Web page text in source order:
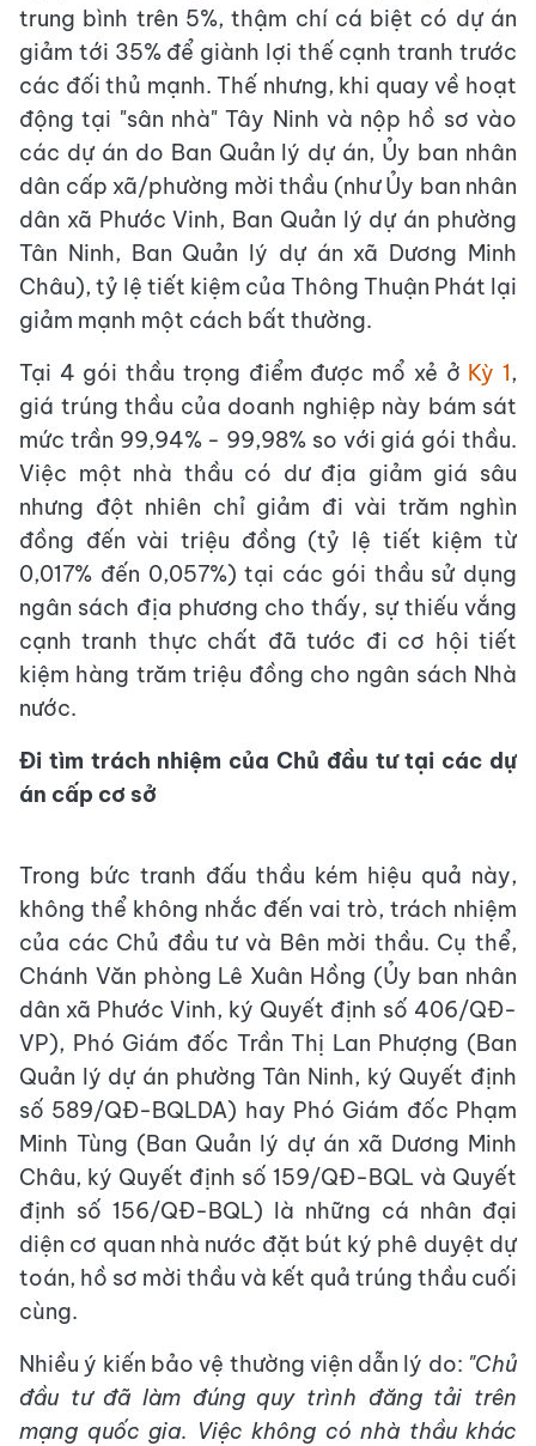
trung bình trên 5%, thậm chí cá biệt có dự án
giảm tới 35% để giành lợi thế cạnh tranh trước
các đối thủ mạnh. Thế nhưng, khi quay về hoạt
động tại "sân nhà" Tây Ninh và nộp hồ sơ vào
các dự án do Ban Quản lý dự án, Ủy ban nhân
dân cấp xã/phường mời thầu (như Ủy ban nhân
dân xã Phước Vinh, Ban Quản lý dự án phường
Tân Ninh, Ban Quản lý dự án xã Dương Minh
Châu), tỷ lệ tiết kiệm của Thông Thuận Phát lại
giảm mạnh một cách bất thường.
Tại 4 gói thầu trọng điểm được mổ xẻ ở Kỳ 1,
giá trúng thầu của doanh nghiệp này bám sát
mức trần 99,94% - 99,98% so với giá gói thầu.
Việc một nhà thầu có dư địa giảm giá sâu
nhưng đột nhiên chỉ giảm đi vài trăm nghìn
đồng đến vài triệu đồng (tỷ lệ tiết kiệm từ
0,017% đến 0,057%) tại các gói thầu sử dụng
ngân sách địa phương cho thấy, sự thiếu vắng
cạnh tranh thực chất đã tước đi cơ hội tiết
kiệm hàng trăm triệu đồng cho ngân sách Nhà
nước.
Đi tìm trách nhiệm của Chủ đầu tư tại các dự
án cấp cơ sở
Trong bức tranh đấu thầu kém hiệu quả này,
không thể không nhắc đến vai trò, trách nhiệm
của các Chủ đầu tư và Bên mời thầu. Cụ thể,
Chánh Văn phòng Lê Xuân Hồng (Ủy ban nhân
dân xã Phước Vinh, ký Quyết định số 406/QĐ-
VP), Phó Giám đốc Trần Thị Lan Phượng (Ban
Quản lý dự án phường Tân Ninh, ký Quyết định
số 589/QĐ-BQLDA) hay Phó Giám đốc Phạm
Minh Tùng (Ban Quản lý dự án xã Dương Minh
Châu, ký Quyết định số 159/QĐ-BQL và Quyết
định số 156/QĐ-BQL) là những cá nhân đại
diện cơ quan nhà nước đặt bút ký phê duyệt dự
toán, hồ sơ mời thầu và kết quả trúng thầu cuối
cùng.
Nhiều ý kiến bảo vệ thường viện dẫn lý do: "Chủ
đầu tư đã làm đúng quy trình đăng tải trên
mạng quốc gia. Việc không có nhà thầu khác